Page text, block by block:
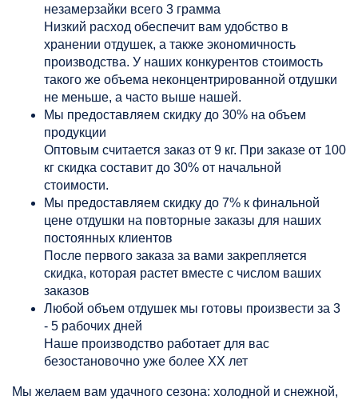
незамерзайки всего 3 грамма
Низкий расход обеспечит вам удобство в
хранении отдушек, а также экономичность
производства. У наших конкурентов стоимость
такого же объема неконцентрированной отдушки
не меньше, а часто выше нашей.
Мы предоставляем скидку до 30% на объем
продукции
Оптовым считается заказ от 9 кг. При заказе от 100
кг скидка составит до 30% от начальной
стоимости.
Мы предоставляем скидку до 7% к финальной
цене отдушки на повторные заказы для наших
постоянных клиентов
После первого заказа за вами закрепляется
скидка, которая растет вместе с числом ваших
заказов
Любой объем отдушек мы готовы произвести за 3
- 5 рабочих дней
Наше производство работает для вас
безостановочно уже более ХХ лет
Мы желаем вам удачного сезона: холодной и снежной,